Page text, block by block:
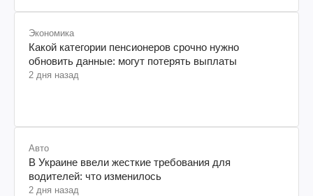
Экономика
Какой категории пенсионеров срочно нужно
обновить данные: могут потерять выплаты
2 дня назад
Авто
В Украине ввели жесткие требования для
водителей: что изменилось
2 дня назад